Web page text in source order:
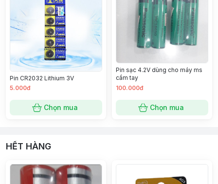
Pin CR2032 Lithium 3V
5.000đ
Chọn mua
Pin sạc 4.2V dùng cho máy ms
cầm tay
100.000đ
Chọn mua
HẾT HÀNG